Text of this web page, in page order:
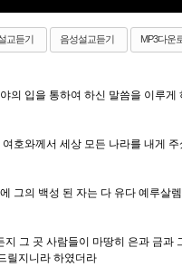
교듣기 음성설교듣기 MP3다운
의 입을 통하여 하신 말씀을 이루
호와께서 세상 모든 나라를 내게
그의 백성 된 자는 다 유다 예루살
그 곳 사람들이 마땅히 은과 금과
릴지니라 하였더라